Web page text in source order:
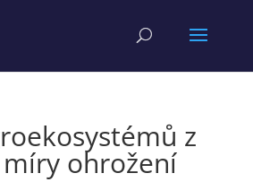
z
ohrožení